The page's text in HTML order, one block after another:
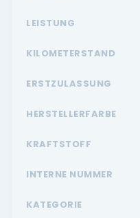
LEISTUNG
KILOMETERSTAND
ERSTZULASSUNG
HERSTELLERFARBE
KRAFTSTOFF
INTERNE NUMMER
KATEGORIE